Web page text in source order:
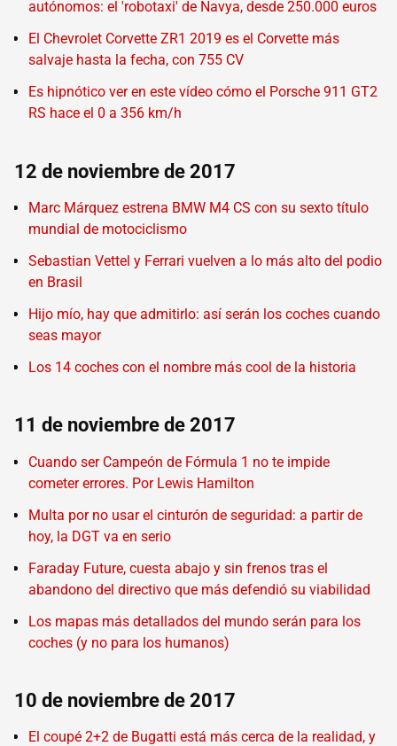
autónomos: el 'robotaxi' de Navya, desde 250.000 euros
El Chevrolet Corvette ZR1 2019 es el Corvette más
salvaje hasta la fecha, con 755 CV
Es hipnótico ver en este vídeo cómo el Porsche 911 GT2
RS hace el 0 a 356 km/h
12 de noviembre de 2017
Marc Márquez estrena BMW M4 CS con su sexto título
mundial de motociclismo
Sebastian Vettel y Ferrari vuelven a lo más alto del podio
en Brasil
Hijo mío, hay que admitirlo: así serán los coches cuando
seas mayor
Los 14 coches con el nombre más cool de la historia
11 de noviembre de 2017
Cuando ser Campeón de Fórmula 1 no te impide
cometer errores. Por Lewis Hamilton
Multa por no usar el cinturón de seguridad: a partir de
hoy, la DGT va en serio
Faraday Future, cuesta abajo y sin frenos tras el
abandono del directivo que más defendió su viabilidad
Los mapas más detallados del mundo serán para los
coches (y no para los humanos)
10 de noviembre de 2017
El coupé 2+2 de Bugatti está más cerca de la realidad, y